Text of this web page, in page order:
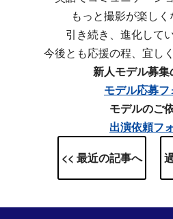
もっと撮影が楽しく
引き続き、進化して
今後とも応援の程、宜し
新人モデル募
モデル応募
モデルのご
出演依頼フ
<< 最近の記事へ